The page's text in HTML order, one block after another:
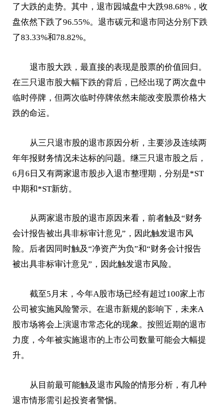
了大跌的走势。其中，退市园城盘中大跌98.68%，收
盘依然下跌了96.55%。退市碳元和退市同达分别下跌
了83.33%和78.82%。
退市股大跌，最直接的表现是股票的价值回归。
在三只退市股大幅下跌的背后，已经出现了两次盘中
临时停牌，但两次临时停牌依然未能改变股票价格大
跌的命运。
从三只退市股的退市原因分析，主要涉及连续两
年年报财务情况未达标的问题。继三只退市股之后，
6月6日又有两家退市股步入退市整理期，分别是*ST
中期和*ST新纺。
从两家退市股的退市原因来看，前者触及“财务
会计报告被出具非标审计意见”，因此触发退市风
险。后者因同时触及“净资产为负”和“财务会计报告
被出具非标审计意见”，因此触发退市风险。
截至5月末，今年A股市场已经有超过100家上市
公司被实施风险警示。在退市新规的影响下，未来A
股市场将会上演退市常态化的现象。按照近期的退市
力度，今年被实施退市的上市公司数量可能会大幅提
升。
从目前最可能触及退市风险的情形分析，有几种
退市情形需引起投资者警惕。